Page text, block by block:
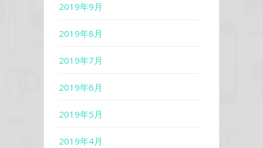
2019年9月
2019年8月
2019年7月
2019年6月
2019年5月
2019年4月